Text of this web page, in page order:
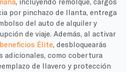
por pinchazo de llanta, entrega
del auto de alquiler y
de viaje. Además, al activar
Élite, desbloquearás
adicionales, como cobertura
de llavero y protección